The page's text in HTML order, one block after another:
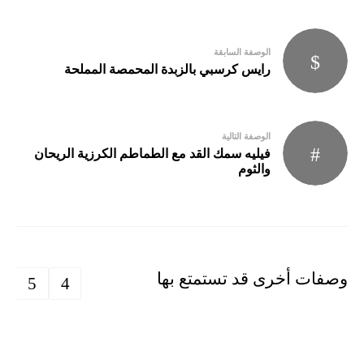
Post
navigation
الوصفة السابقة
رايس كرسبي بالزبدة المحمصة المملحة
الوصفة التالية
فيليه سمك القد مع الطماطم الكرزية الريحان
والثوم
وصفات أخرى قد تستمتع بها